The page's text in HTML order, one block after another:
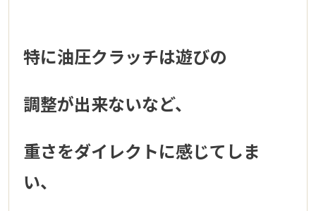
特に油圧クラッチは遊びの
調整が出来ないなど、
重さをダイレクトに感じてしま
い、